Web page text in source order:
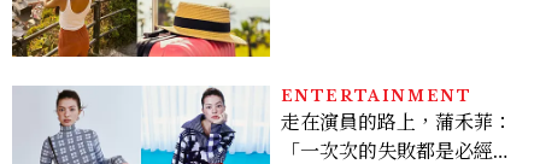
ENTERTAINMENT
走在演員的路上，蒲禾菲：
「一次次的失敗都是必經過